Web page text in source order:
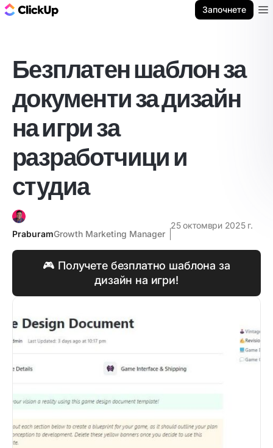
Започнете
Безплатен шаблон за
документи за дизайн
на игри за
разработчици и
студиа
PraburamGrowth Marketing Manager
25 октомври 2025 г.
🎮 Получете безплатно шаблона за
дизайн на игри!